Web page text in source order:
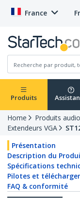
France
Produits
Home Produits
Extendeurs VGA
Présentation
Description du
Spécifications
Pilotes et
FAQ & conformité